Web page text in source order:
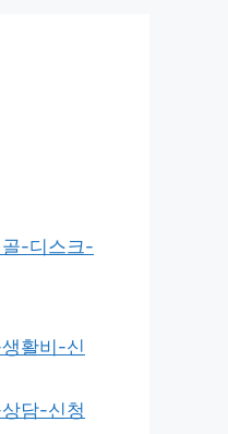
-디스크-
활비-신
담-신청